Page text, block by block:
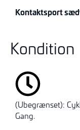
Kontaktsport
Kondition
(Ubegrænset):
Gang.